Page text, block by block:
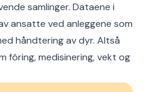
samlinger. Dataene i
ansatte ved anleggene som
håndtering av dyr. Altså
fôring, medisinering, vekt og